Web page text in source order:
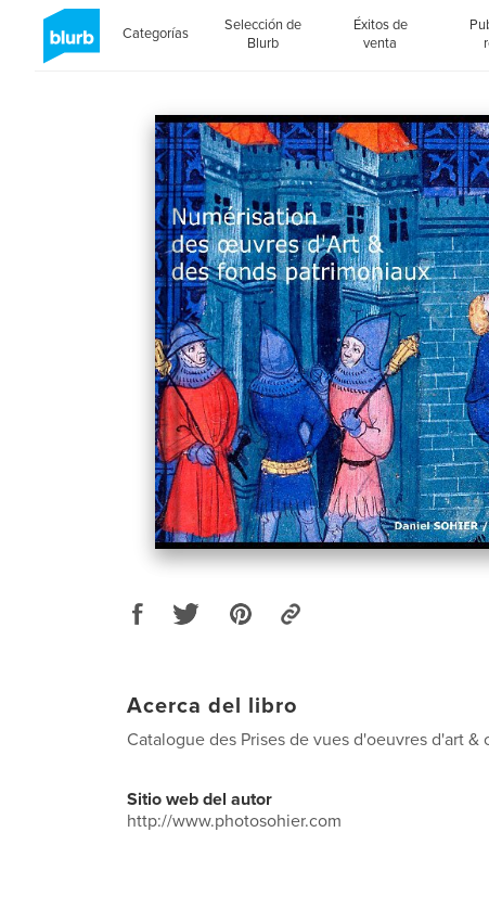
Categorías
Selección de
Blurb
Éxitos de
venta
Acerca del libro
Catalogue des Prises de vues d'oeuvres d'art &
Sitio web del autor
http://www.photosohier.com